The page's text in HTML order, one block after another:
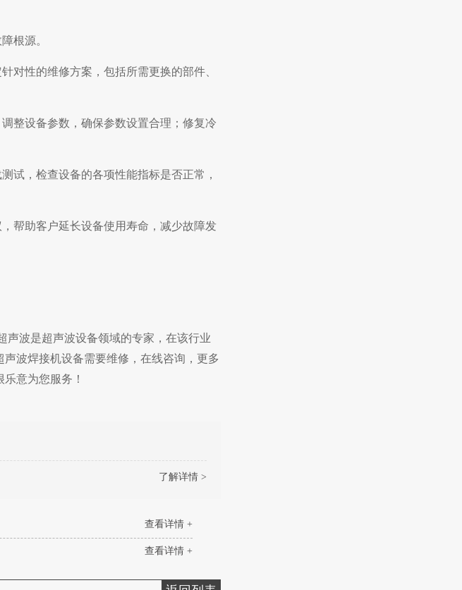
根源。
对性的维修方案，包括所需更换的部件、
整设备参数，确保参数设置合理；修复冷
试，检查设备的各项性能指标是否正常，
帮助客户延长设备使用寿命，减少故障发
声波是超声波设备领域的专家，在该行业
声波焊接机设备需要维修，在线咨询，更多
意为您服务！
了解详情 >
查看详情 +
查看详情 +